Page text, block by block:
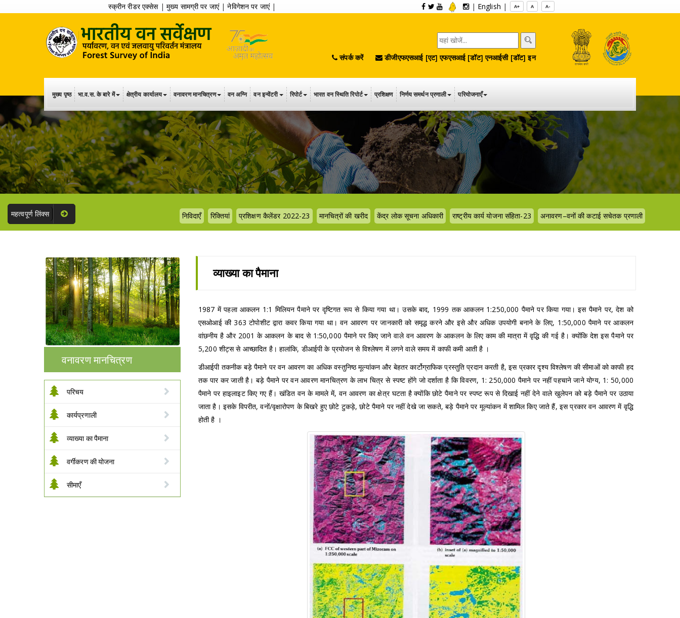
स्क्रीन रीडर एक्सेस|मुख्य सामग्री पर जाएं|नेविगेशन पर जाएं| | English | A+ A A-
संपर्क करें डीजीएफएसआई [एट] एफएसआई [डॉट] एनआईसी [डॉट] इन
मुख्य पृष्ठ भा.व.स. के बारे में क्षेत्रीय कार्यालय वनावरण मानचित्रण वन अग्नि वन इन्वेंटरी रिपोर्ट भारत वन स्थिति रिपोर्ट प्रशिक्षण निर्णय समर्थन प्रणाली परियोजनाएँ
महत्वपूर्ण लिंक्स निविदाएँ रिक्तियां प्रशिक्षण कैलेंडर 2022-23 मानचित्रों की खरीद केंद्र लोक सूचना अधिकारी राष्ट्रीय कार्य योजना संहिता-23 अनावरण–वनों की कटाई सचेतक प्रणाली
वनावरण मानचित्रण
परिचय
कार्यप्रणाली
व्याख्या का पैमाना
वर्गीकरण की योजना
सीमाएँ
व्याख्या का पैमाना
1987 में पहला आकलन 1:1 मिलियन पैमाने पर दृष्टिगत रूप से किया गया था। उसके बाद, 1999 तक आकलन 1:250,000 पैमाने पर किया गया। इस पैमाने पर, देश को
एसओआई की 363 टोपोशीट द्वारा कवर किया गया था। वन आवरण पर जानकारी को समृद्ध करने और इसे और अधिक उपयोगी बनाने के लिए, 1:50,000 पैमाने पर आकलन
वांछनीय है और 2001 के आकलन के बाद से 1:50,000 पैमाने पर किए जाने वाले वन आवरण के आकलन के लिए काम की मात्रा में वृद्धि की गई है। क्योंकि देश इस पैमाने पर
5,200 शीट्स से आच्छादित है। हालांकि, डीआईपी के प्रयोजन से विश्लेषण में लगने वाले समय में काफी कमी आती है ।
डीआईपी तकनीक बड़े पैमाने पर वन आवरण का अधिक वस्तुनिष्ठ मूल्यांकन और बेहतर कार्टोग्राफिक प्रस्तुति प्रदान करती है, इस प्रकार दृश्य विश्लेषण की सीमाओं को काफी हद
तक पार कर जाती है। बड़े पैमाने पर वन आवरण मानचित्रण के लाभ चित्र से स्पष्ट होंगे जो दर्शाता है कि विवरण, 1: 250,000 पैमाने पर नहीं पहचाने जाने योग्य, 1: 50,000
पैमाने पर हाइलाइट किए गए हैं। खंडित वन के मामले में, वन आवरण का क्षेत्र घटता है क्योंकि छोटे पैमाने पर स्पष्ट रूप से दिखाई नहीं देने वाले खुलेपन को बड़े पैमाने पर उठाया
जाता है। इसके विपरीत, वनों/वृक्षारोपण के बिखरे हुए छोटे टुकड़े, छोटे पैमाने पर नहीं देखे जा सकते, बड़े पैमाने पर मूल्यांकन में शामिल किए जाते हैं, इस प्रकार वन आवरण में वृद्धि
होती है ।